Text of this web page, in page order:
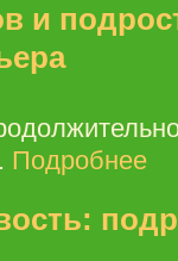
и
Подробнее